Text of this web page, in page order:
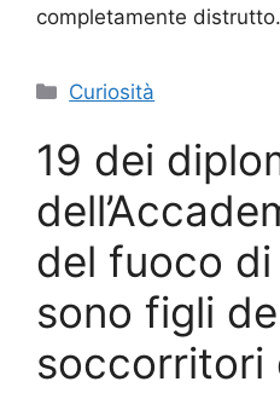
completamente
Categorie
Curiosità
19 dei
del fuoco di
sono figli
soccorritori